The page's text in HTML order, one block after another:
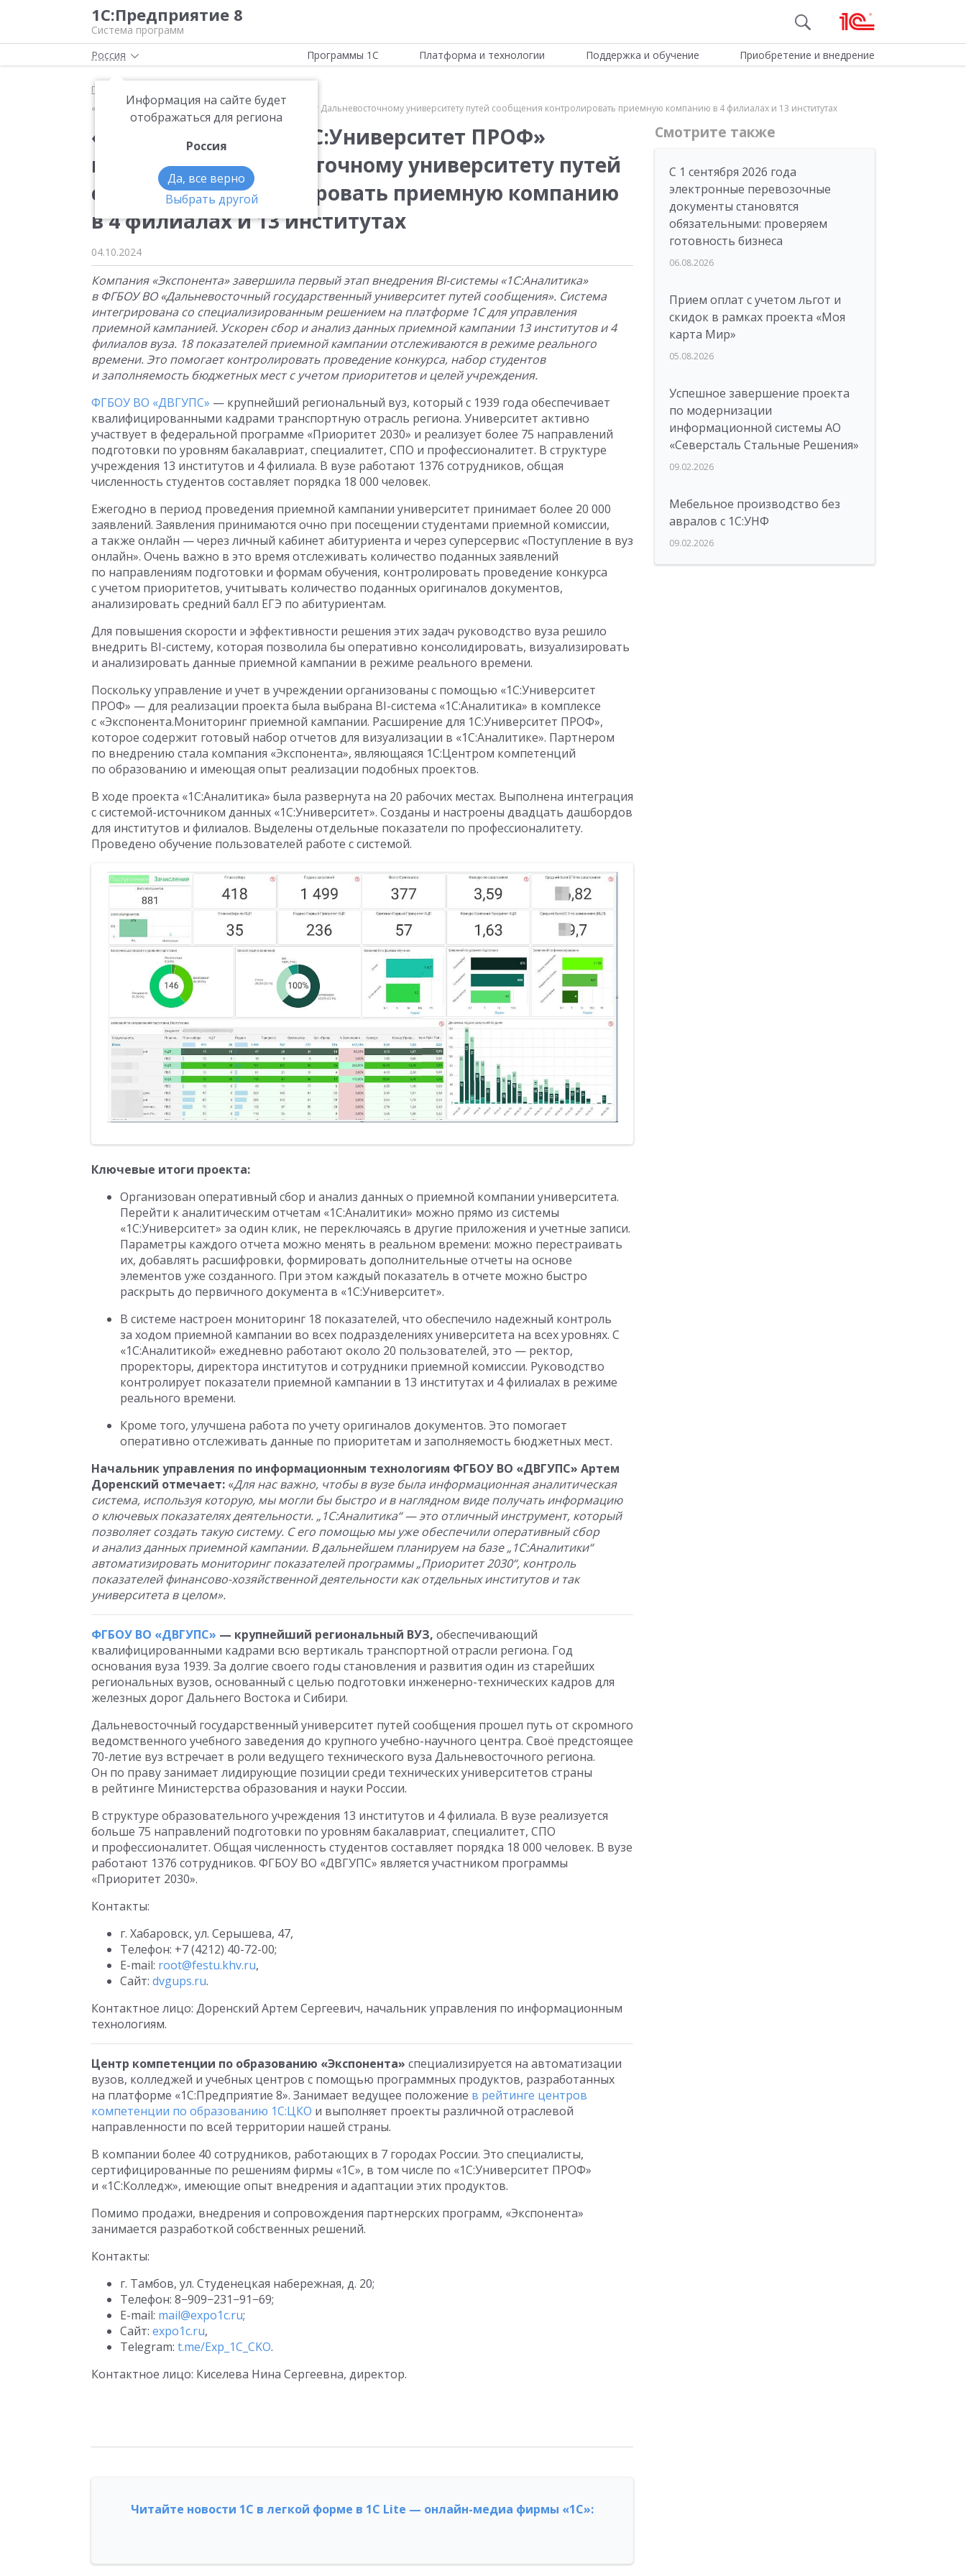
1С:Предприятие 8
Система программ
Россия
Информация на сайте будет
отображаться для региона
Россия
Да, все верно
Выбрать другой
Программы 1С Платформа и технологии Поддержка и обучение Приобретение и внедрение
Главная
«1С:Аналитика» и «1С:Университет ПРОФ» помогают Дальневосточному университету путей сообщения контролировать приемную компанию в 4 филиалах и 13 институтах
«1С:Аналитика» и «1С:Университет ПРОФ»
помогают Дальневосточному университету путей
сообщения контролировать приемную компанию
в 4 филиалах и 13 институтах
04.10.2024
Компания «Экспонента» завершила первый этап внедрения BI-системы «1С:Аналитика»
в ФГБОУ ВО «Дальневосточный государственный университет путей сообщения». Система
интегрирована со специализированным решением на платформе 1С для управления
приемной кампанией. Ускорен сбор и анализ данных приемной кампании 13 институтов и 4
филиалов вуза. 18 показателей приемной кампании отслеживаются в режиме реального
времени. Это помогает контролировать проведение конкурса, набор студентов
и заполняемость бюджетных мест с учетом приоритетов и целей учреждения.
ФГБОУ ВО «ДВГУПС» — крупнейший региональный вуз, который с 1939 года обеспечивает
квалифицированными кадрами транспортную отрасль региона. Университет активно
участвует в федеральной программе «Приоритет 2030» и реализует более 75 направлений
подготовки по уровням бакалавриат, специалитет, СПО и профессионалитет. В структуре
учреждения 13 институтов и 4 филиала. В вузе работают 1376 сотрудников, общая
численность студентов составляет порядка 18 000 человек.
Ежегодно в период проведения приемной кампании университет принимает более 20 000
заявлений. Заявления принимаются очно при посещении студентами приемной комиссии,
а также онлайн — через личный кабинет абитуриента и через суперсервис «Поступление в вуз
онлайн». Очень важно в это время отслеживать количество поданных заявлений
по направлениям подготовки и формам обучения, контролировать проведение конкурса
с учетом приоритетов, учитывать количество поданных оригиналов документов,
анализировать средний балл ЕГЭ по абитуриентам.
Для повышения скорости и эффективности решения этих задач руководство вуза решило
внедрить BI-систему, которая позволила бы оперативно консолидировать, визуализировать
и анализировать данные приемной кампании в режиме реального времени.
Поскольку управление и учет в учреждении организованы с помощью «1С:Университет
ПРОФ» — для реализации проекта была выбрана BI-система «1С:Аналитика» в комплексе
с «Экспонента.Мониторинг приемной кампании. Расширение для 1С:Университет ПРОФ»,
которое содержит готовый набор отчетов для визуализации в «1С:Аналитике». Партнером
по внедрению стала компания «Экспонента», являющаяся 1С:Центром компетенций
по образованию и имеющая опыт реализации подобных проектов.
В ходе проекта «1С:Аналитика» была развернута на 20 рабочих местах. Выполнена интеграция
с системой-источником данных «1С:Университет». Созданы и настроены двадцать дашбордов
для институтов и филиалов. Выделены отдельные показатели по профессионалитету.
Проведено обучение пользователей работе с системой.
Ключевые итоги проекта:
Организован оперативный сбор и анализ данных о приемной компании университета.
Перейти к аналитическим отчетам «1С:Аналитики» можно прямо из системы
«1С:Университет» за один клик, не переключаясь в другие приложения и учетные записи.
Параметры каждого отчета можно менять в реальном времени: можно перестраивать
их, добавлять расшифровки, формировать дополнительные отчеты на основе
элементов уже созданного. При этом каждый показатель в отчете можно быстро
раскрыть до первичного документа в «1С:Университет».
В системе настроен мониторинг 18 показателей, что обеспечило надежный контроль
за ходом приемной кампании во всех подразделениях университета на всех уровнях. С
«1С:Аналитикой» ежедневно работают около 20 пользователей, это — ректор,
проректоры, директора институтов и сотрудники приемной комиссии. Руководство
контролирует показатели приемной кампании в 13 институтах и 4 филиалах в режиме
реального времени.
Кроме того, улучшена работа по учету оригиналов документов. Это помогает
оперативно отслеживать данные по приоритетам и заполняемость бюджетных мест.
Начальник управления по информационным технологиям ФГБОУ ВО «ДВГУПС» Артем
Доренский отмечает: «Для нас важно, чтобы в вузе была информационная аналитическая
система, используя которую, мы могли бы быстро и в наглядном виде получать информацию
о ключевых показателях деятельности. „1С:Аналитика“ — это отличный инструмент, который
позволяет создать такую систему. С его помощью мы уже обеспечили оперативный сбор
и анализ данных приемной кампании. В дальнейшем планируем на базе „1С:Аналитики“
автоматизировать мониторинг показателей программы „Приоритет 2030“, контроль
показателей финансово-хозяйственной деятельности как отдельных институтов и так
университета в целом».
ФГБОУ ВО «ДВГУПС» — крупнейший региональный ВУЗ, обеспечивающий
квалифицированными кадрами всю вертикаль транспортной отрасли региона. Год
основания вуза 1939. За долгие своего годы становления и развития один из старейших
региональных вузов, основанный с целью подготовки инженерно-технических кадров для
железных дорог Дальнего Востока и Сибири.
Дальневосточный государственный университет путей сообщения прошел путь от скромного
ведомственного учебного заведения до крупного учебно-научного центра. Своё предстоящее
70-летие вуз встречает в роли ведущего технического вуза Дальневосточного региона.
Он по праву занимает лидирующие позиции среди технических университетов страны
в рейтинге Министерства образования и науки России.
В структуре образовательного учреждения 13 институтов и 4 филиала. В вузе реализуется
больше 75 направлений подготовки по уровням бакалавриат, специалитет, СПО
и профессионалитет. Общая численность студентов составляет порядка 18 000 человек. В вузе
работают 1376 сотрудников. ФГБОУ ВО «ДВГУПС» является участником программы
«Приоритет 2030».
Контакты:
г. Хабаровск, ул. Серышева, 47,
Телефон: +7 (4212) 40-72-00;
E-mail: root@festu.khv.ru,
Сайт: dvgups.ru.
Контактное лицо: Доренский Артем Сергеевич, начальник управления по информационным
технологиям.
Центр компетенции по образованию «Экспонента» специализируется на автоматизации
вузов, колледжей и учебных центров с помощью программных продуктов, разработанных
на платформе «1С:Предприятие 8». Занимает ведущее положение в рейтинге центров
компетенции по образованию 1С:ЦКО и выполняет проекты различной отраслевой
направленности по всей территории нашей страны.
В компании более 40 сотрудников, работающих в 7 городах России. Это специалисты,
сертифицированные по решениям фирмы «1С», в том числе по «1С:Университет ПРОФ»
и «1С:Колледж», имеющие опыт внедрения и адаптации этих продуктов.
Помимо продажи, внедрения и сопровождения партнерских программ, «Экспонента»
занимается разработкой собственных решений.
Контакты:
г. Тамбов, ул. Студенецкая набережная, д. 20;
Телефон: 8−909−231−91−69;
E-mail: mail@expo1c.ru;
Сайт: expo1c.ru,
Telegram: t.me/Exp_1C_CKO.
Контактное лицо: Киселева Нина Сергеевна, директор.
Читайте новости 1С в легкой форме в 1С Lite — онлайн-медиа фирмы «1С»:
Смотрите также
С 1 сентября 2026 года
электронные перевозочные
документы становятся
обязательными: проверяем
готовность бизнеса
06.08.2026
Прием оплат с учетом льгот и
скидок в рамках проекта «Моя
карта Мир»
05.08.2026
Успешное завершение проекта
по модернизации
информационной системы АО
«Северсталь Стальные Решения»
09.02.2026
Мебельное производство без
авралов с 1С:УНФ
09.02.2026